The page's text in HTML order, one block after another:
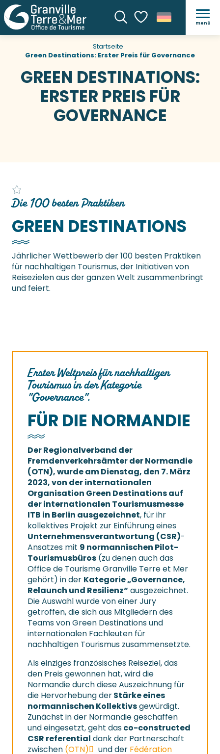
SucheVoir les favoris
menü
Startseite
Green Destinations: Erster Preis für Governance
GREEN DESTINATIONS:
ERSTER PREIS FÜR
GOVERNANCE
Die 100 besten Praktiken
GREEN DESTINATIONS
Jährlicher Wettbewerb der 100 besten Praktiken
für nachhaltigen Tourismus, der Initiativen von
Reisezielen aus der ganzen Welt zusammenbringt
und feiert.
Erster Weltpreis für nachhaltigen
Tourismus in der Kategorie
"Governance".
FÜR DIE NORMANDIE
Der Regionalverband der
Fremdenverkehrsämter der Normandie
(OTN), wurde am Dienstag, den 7. März
2023, von der internationalen
Organisation Green Destinations auf
der internationalen Tourismusmesse
ITB in Berlin ausgezeichnet, für ihr
kollektives Projekt zur Einführung eines
Unternehmensverantwortung (CSR)-
Ansatzes mit 9 normannischen Pilot-
Tourismusbüros (zu denen auch das
Office de Tourisme Granville Terre et Mer
gehört) in der Kategorie „Governance,
Relaunch und Resilienz“ ausgezeichnet.
Die Auswahl wurde von einer Jury
getroffen, die sich aus Mitgliedern des
Teams von Green Destinations und
internationalen Fachleuten für
nachhaltigen Tourismus zusammensetzte.
Als einziges französisches Reiseziel, das
den Preis gewonnen hat, wird die
Normandie durch diese Auszeichnung für
die Hervorhebung derStärke eines
normannischen Kollektivsgewürdigt.
Zunächst in der Normandie geschaffen
und eingesetzt, geht dasco-constructed
CSR referential dank der Partnerschaft
zwischen (OTN) und der Fédération